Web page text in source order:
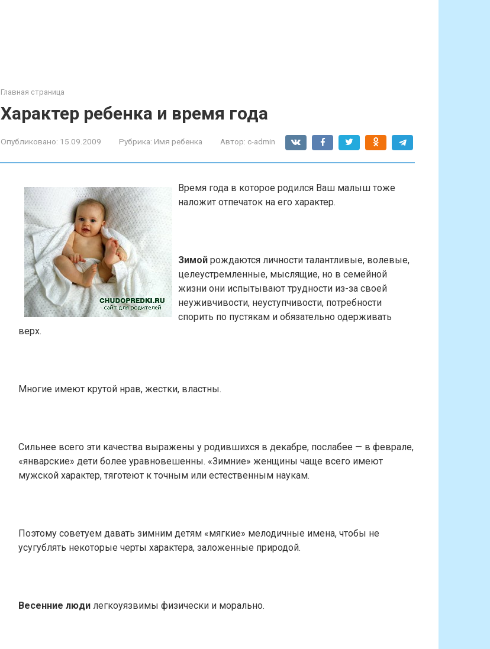
Главная страница
Характер ребенка и время года
Опубликовано: 15.09.2009 Рубрика: Имя ребенка Автор: c-admin
Время года в которое родился Ваш малыш тоже
наложит отпечаток на его характер.
Зимой рождаются личности талантливые, волевые,
целеустремленные, мыслящие, но в семейной
жизни они испытывают трудности из-за своей
неуживчивости, неуступчивости, потребности
спорить по пустякам и обязательно одерживать
верх.
Многие имеют крутой нрав, жестки, властны.
Сильнее всего эти качества выражены у родившихся в декабре, послабее — в феврале,
«январские» дети более уравновешенны. «Зимние» женщины чаще всего имеют
мужской характер, тяготеют к точным или естественным наукам.
Поэтому советуем давать зимним детям «мягкие» мелодичные имена, чтобы не
усугублять некоторые черты характера, заложенные природой.
Весенние люди легкоуязвимы физически и морально.